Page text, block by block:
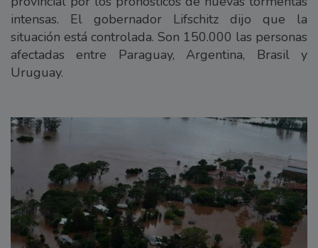
intensas. El gobernador Lifschitz dijo que la
situación está controlada. Son 150.000 las personas
afectadas entre Paraguay, Argentina, Brasil y
Uruguay.